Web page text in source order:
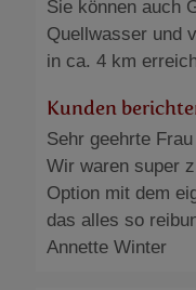
Sie können auch
Quellwasser und
in ca. 4 km
Kunden
Sehr geehrte
Wir waren super
Option mit dem
das alles so
Annette Winter